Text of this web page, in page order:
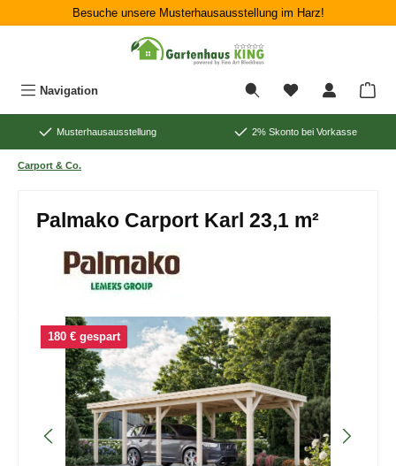
Zum Hauptinhalt springenBesuche unsere Musterhausausstellung im Harz!
Navigation
Musterhausausstellung 2% Skonto bei Vorkasse
Carport & Co.
Palmako Carport Karl 23,1 m²
Bildergalerie überspringen
180 € gespart